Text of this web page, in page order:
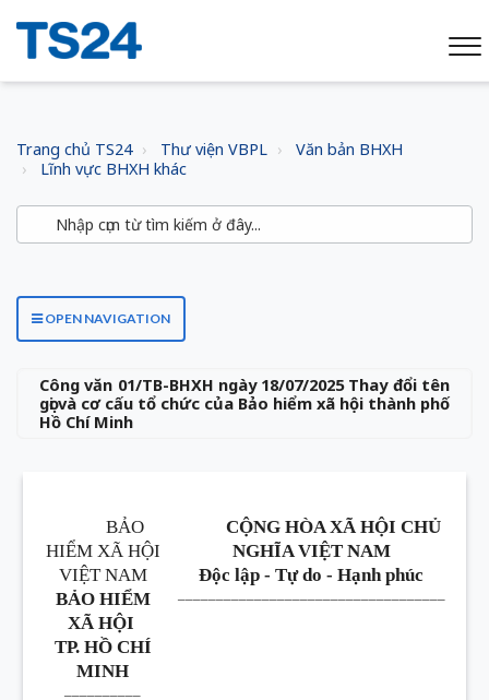
Trang chủ TS24 Thư viện VBPL
Văn bản BHXH
Lĩnh vực BHXH khác
OPEN NAVIGATION
Công văn 01/TB-BHXH ngày 18/07/2025 Thay đổi tên
gọi và cơ cấu tổ chức của Bảo hiểm xã hội thành phố
Hồ Chí Minh
BẢO
HIỂM XÃ HỘI
VIỆT NAM
BẢO HIỂM
XÃ HỘI
TP. HỒ CHÍ
MINH
CỘNG HÒA XÃ HỘI CHỦ
NGHĨA VIỆT NAM
Độc lập - Tự do - Hạnh phúc